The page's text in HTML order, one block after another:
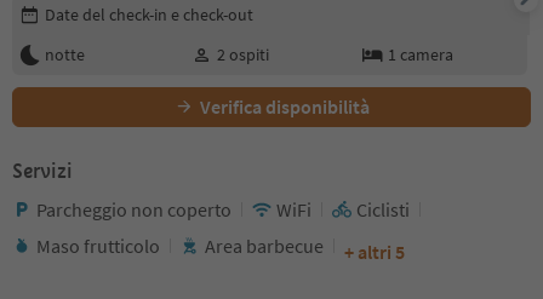
Modifica i dettagli della prenotazione
Date del check-in e check-out
notte
2 ospiti 1 camera
Verifica disponibilità
Servizi
Parcheggio non coperto WiFi
Ciclisti
Maso frutticolo
Area barbecue + altri 5